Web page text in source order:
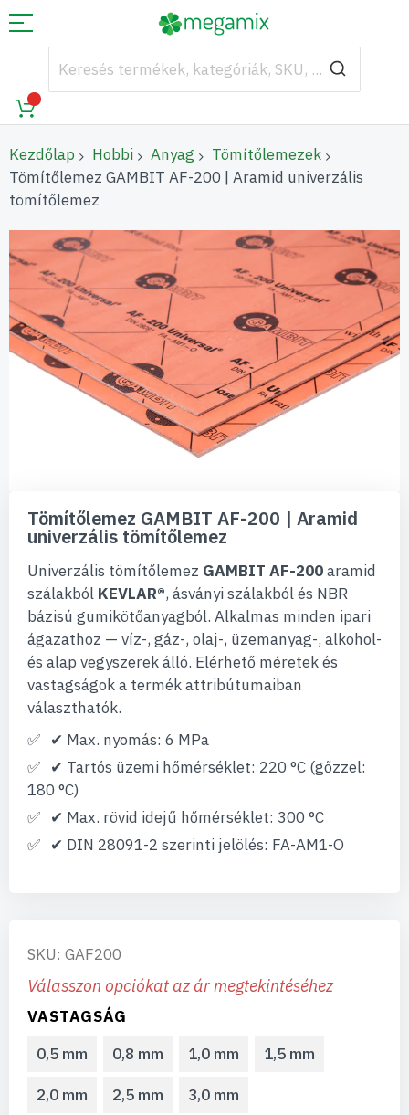
Kezdőlap Hobbi Anyag
Tömítőlemezek
Tömítőlemez GAMBIT AF-200 | Aramid univerzális
tömítőlemez
a
képgaléria
végére
képgaléria
elejére
Tömítőlemez GAMBIT AF-200 | Aramid
univerzális tömítőlemez
Univerzális tömítőlemez GAMBIT AF-200aramid
szálakból KEVLAR®, ásványi szálakból és NBR
bázisú gumikötőanyagból. Alkalmas minden ipari
ágazathoz — víz-, gáz-, olaj-, üzemanyag-, alkohol-
és alap vegyszerek álló. Elérhető méretek és
vastagságok a termék attribútumaiban
választhatók.
✔ Max. nyomás: 6 MPa
✔ Tartós üzemi hőmérséklet: 220 °C (gőzzel:
180 °C)
✔ Max. rövid idejű hőmérséklet: 300 °C
✔ DIN 28091-2 szerinti jelölés: FA-AM1-O
SKU: GAF200
Válasszon opciókat az ár megtekintéséhez
VASTAGSÁG
0,5 mm
0,8 mm 1,0 mm 1,5 mm
2,0 mm 2,5 mm 3,0 mm